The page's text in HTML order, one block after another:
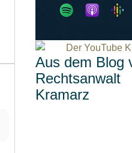
Aus dem Blog
Rechtsanwalt
Kramarz